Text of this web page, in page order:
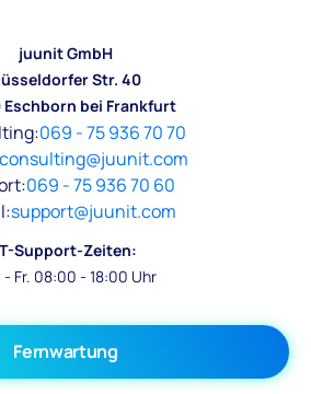
juunit GmbH
Str. 40
Eschborn bei Frankfurt
069 - 75 936 70 70
consulting@juunit.com
069 - 75 936 70 60
support@juunit.com
Support-Zeiten:
- Fr. 08:00 - 18:00 Uhr
Fernwartung